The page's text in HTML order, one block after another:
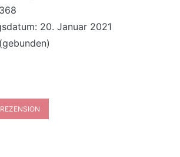
20. Januar 2021
REZENSION